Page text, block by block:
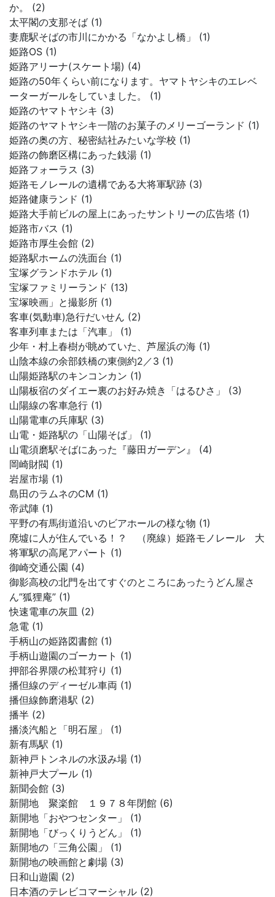
か。 (2)
太平閣の支那そば (1)
妻鹿駅そばの市川にかかる「なかよし橋」 (1)
姫路OS (1)
姫路アリーナ(スケート場) (4)
姫路の50年くらい前になります。ヤマトヤシキのエレベ
ーターガールをしていました。 (1)
姫路のヤマトヤシキ (3)
姫路のヤマトヤシキ一階のお菓子のメリーゴーランド (1)
姫路の奥の方、秘密結社みたいな学校 (1)
姫路の飾磨区構にあった銭湯 (1)
姫路フォーラス (3)
姫路モノレールの遺構である大将軍駅跡 (3)
姫路健康ランド (1)
姫路大手前ビルの屋上にあったサントリーの広告塔 (1)
姫路市バス (1)
姫路市厚生会館 (2)
姫路駅ホームの洗面台 (1)
宝塚グランドホテル (1)
宝塚ファミリーランド (13)
宝塚映画」と撮影所 (1)
客車(気動車)急行だいせん (2)
客車列車または「汽車」 (1)
少年・村上春樹が眺めていた、芦屋浜の海 (1)
山陰本線の余部鉄橋の東側約2／3 (1)
山陽姫路駅のキンコンカン (1)
山陽板宿のダイエー裏のお好み焼き「はるひさ」 (3)
山陽線の客車急行 (1)
山陽電車の兵庫駅 (3)
山電・姫路駅の「山陽そば」 (1)
山電須磨駅そばにあった『藤田ガーデン』 (4)
岡崎財閥 (1)
岩屋市場 (1)
島田のラムネのCM (1)
帝武陣 (1)
平野の有馬街道沿いのビアホールの様な物 (1)
廃墟に人が住んでいる！？ （廃線）姫路モノレール 大
将軍駅の高尾アパート (1)
御崎交通公園 (4)
御影高校の北門を出てすぐのところにあったうどん屋さ
ん”狐狸庵” (1)
快速電車の灰皿 (2)
急電 (1)
手柄山の姫路図書館 (1)
手柄山遊園のゴーカート (1)
押部谷界隈の松茸狩り (1)
播但線のディーゼル車両 (1)
播但線飾磨港駅 (2)
播半 (2)
播淡汽船と「明石屋」 (1)
新有馬駅 (1)
新神戸トンネルの水汲み場 (1)
新神戸大プール (1)
新聞会館 (3)
新開地 聚楽館 １９７８年閉館 (6)
新開地「おやつセンター」 (1)
新開地「びっくりうどん」 (1)
新開地の「三角公園」 (1)
新開地の映画館と劇場 (3)
日和山遊園 (2)
日本酒のテレビコマーシャル (2)